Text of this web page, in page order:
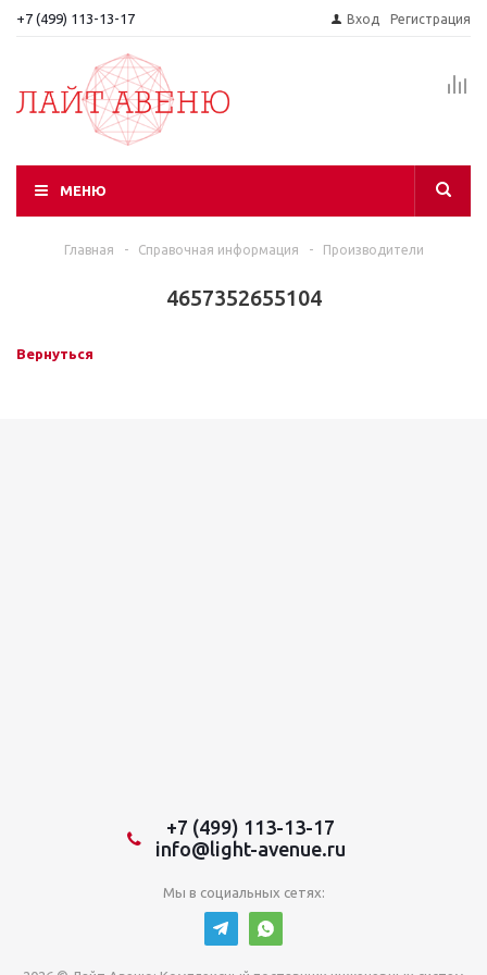
+7 (499) 113-13-17 Вход Регистрация
МЕНЮ
Главная - Справочная информация - Производители
4657352655104
Вернуться
+7 (499) 113-13-17
info@light-avenue.ru
Мы в социальных сетях: